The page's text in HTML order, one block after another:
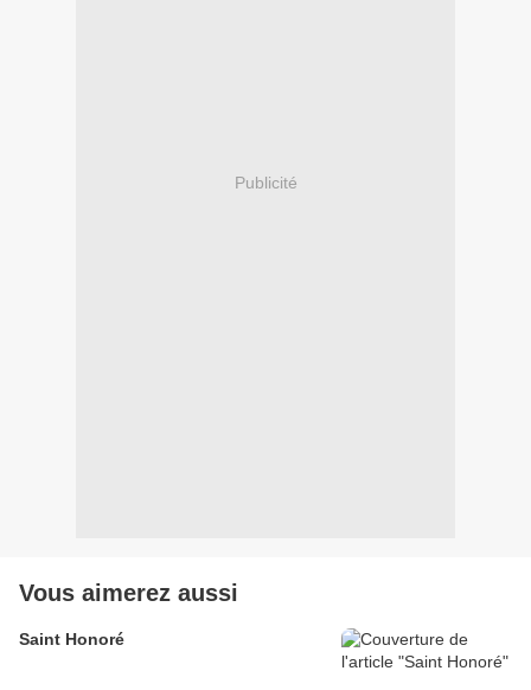
Publicité
Vous aimerez aussi
Saint Honoré